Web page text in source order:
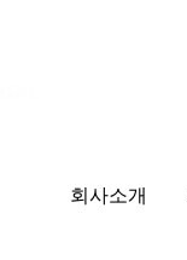
회사소개